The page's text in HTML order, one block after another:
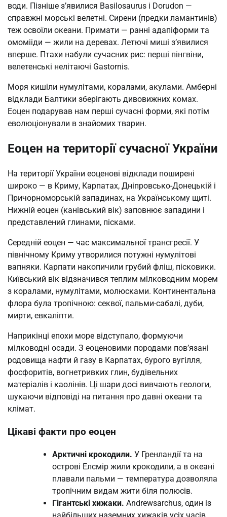
води. Пізніше з’явилися Basilosaurus і Dorudon —
справжні морські велетні. Сирени (предки ламантинів)
теж освоїли океани. Примати — ранні адапіформи та
омомііди — жили на деревах. Летючі миші з’явилися
вперше. Птахи набули сучасних рис: перші пінгвіни,
велетенські нелітаючі Gastornis.
Моря кишіли нумулітами, коралами, акулами. Амберні
відклади Балтики зберігають дивовижних комах.
Еоцен подарував нам перші сучасні форми, які потім
еволюціонували в знайомих тварин.
Еоцен на території сучасної України
На території України еоценові відклади поширені
широко — в Криму, Карпатах, Дніпровсько-Донецькій і
Причорноморській западинах, на Українському щиті.
Нижній еоцен (канівський вік) заповнює западини і
представлений глинами, пісками.
Середній еоцен — час максимальної трансгресії. У
північному Криму утворилися потужні нумулітові
вапняки. Карпати накопичили грубий фліш, пісковики.
Київський вік відзначився теплим мілководним морем
з коралами, нумулітами, молюсками. Континентальна
флора була тропічною: секвої, пальми-сабалі, дуби,
мирти, евкаліпти.
Наприкінці епохи море відступало, формуючи
мілководні осади. З еоценовими породами пов’язані
родовища нафти й газу в Карпатах, бурого вугілля,
фосфоритів, вогнетривких глин, будівельних
матеріалів і каолінів. Ці шари досі вивчають геологи,
шукаючи відповіді на питання про давні океани та
клімат.
Цікаві факти про еоцен
Арктичні крокодили. У Гренландії та на
острові Елсмір жили крокодили, а в океані
плавали пальми — температура дозволяла
тропічним видам жити біля полюсів.
Гігантські хижаки. Andrewsarchus, один із